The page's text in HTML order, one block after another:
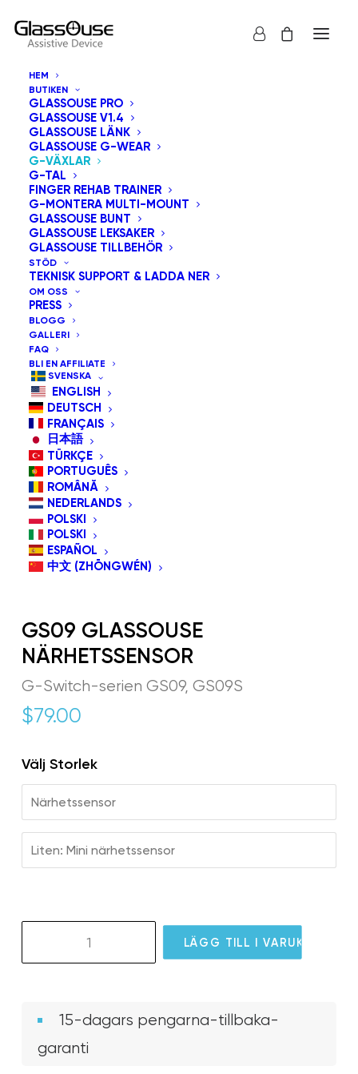
HEM
BUTIKEN
GLASSOUSE PRO
GLASSOUSE V1.4
GLASSOUSE LÄNK
GLASSOUSE G-WEAR
G-VÄXLAR
G-TAL
FINGER REHAB TRAINER
G-MONTERA MULTI-MOUNT
GLASSOUSE BUNT
GLASSOUSE LEKSAKER
GLASSOUSE TILLBEHÖR
STÖD
TEKNISK SUPPORT & LADDA NER
OM OSS
PRESS
BLOGG
GALLERI
FAQ
BLI EN AFFILIATE
SVENSKA
ENGLISH
DEUTSCH
FRANÇAIS
日本語
TÜRKÇE
PORTUGUÊS
ROMÂNĂ
NEDERLANDS
POLSKI
POLSKI
ESPAÑOL
中文 (ZHŌNGWÉN)
GS09 GLASSOUSE
NÄRHETSSENSOR
G-Switch-serien GS09, GS09S
$79.00
Välj Storlek
Närhetssensor
Liten: Mini närhetssensor
mängd
LÄGG TILL I VARUKORG
15-dagars pengarna-tillbaka-
garanti